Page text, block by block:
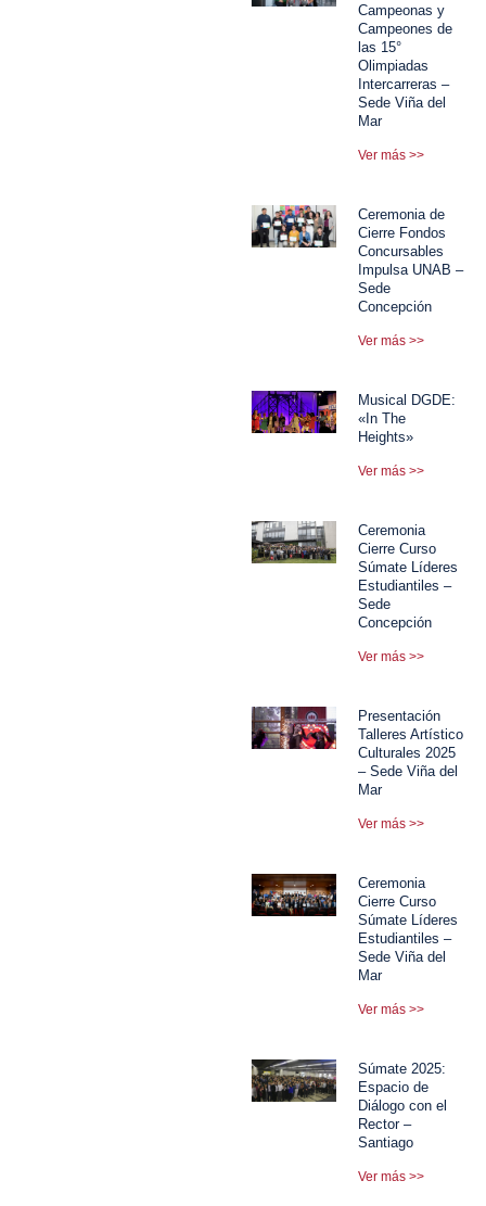
Campeonas y
Campeones de
las 15°
Olimpiadas
Intercarreras –
Sede Viña del
Mar
Ver más >>
Ceremonia de
Cierre Fondos
Concursables
Impulsa UNAB –
Sede
Concepción
Ver más >>
Musical DGDE:
«In The
Heights»
Ver más >>
Ceremonia
Cierre Curso
Súmate Líderes
Estudiantiles –
Sede
Concepción
Ver más >>
Presentación
Talleres Artístico
Culturales 2025
– Sede Viña del
Mar
Ver más >>
Ceremonia
Cierre Curso
Súmate Líderes
Estudiantiles –
Sede Viña del
Mar
Ver más >>
Súmate 2025:
Espacio de
Diálogo con el
Rector –
Santiago
Ver más >>